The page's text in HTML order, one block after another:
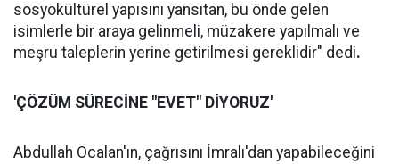
sosyokültürel yapısını yansıtan, bu önde gelen
isimlerle bir araya gelinmeli, müzakere yapılmalı ve
meşru taleplerin yerine getirilmesi gereklidir" dedi.
'ÇÖZÜM SÜRECİNE "EVET" DİYORUZ'
Abdullah Öcalan'ın, çağrısını İmralı'dan yapabileceğini